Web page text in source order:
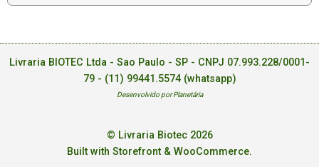
Livraria BIOTEC Ltda - Sao Paulo - SP - CNPJ 07.993.228/0001-
79 - (11) 99441.5574 (whatsapp)
Desenvolvido por Planetária
© Livraria Biotec 2026
Built with Storefront & WooCommerce.